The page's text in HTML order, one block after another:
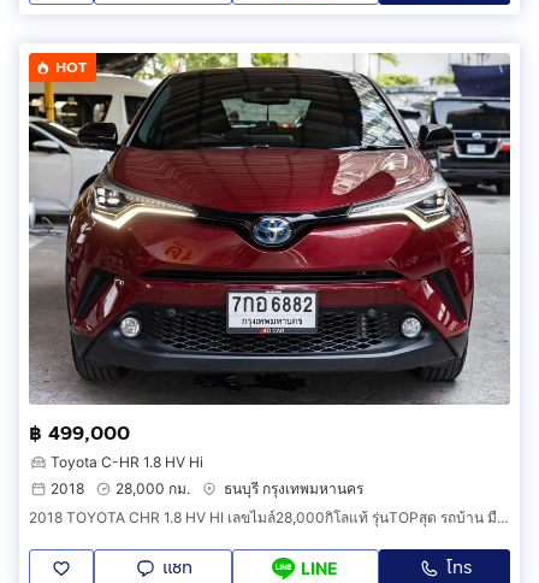
HOT
฿ 499,000
Toyota C-HR 1.8 HV Hi
2018
28,000 กม.
ธนบุรี กรุงเทพมหานคร
2018 TOYOTA CHR 1.8 HV HI เลขไมล์28,000กิโลแท้ รุ่นTOPสุด รถบ้าน มือเดียว สภาพดีมาก ไม่เคยชน
แชท LINE โทร